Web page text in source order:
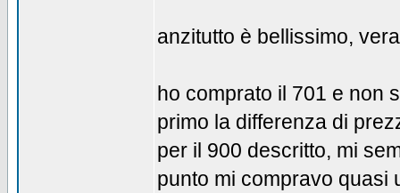
anzitutto è bellissimo,
ho comprato il 701 e non
primo la differenza di
per il 900 descritto, mi
punto mi compravo quasi